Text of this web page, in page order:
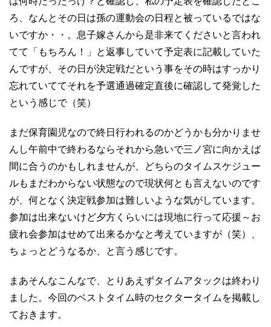
ろ、なんとその日は孫の運動会の日程と被っているではな
いですか・・。息子嫁さんから是非来てくださいと言われ
てて「もちろん！」と返事していて予定表に記載していた
んですが、その日が決定戦だという事をその時はすっかり
忘れていててそれを予選通過確定直後に確認して発覚した
という感じで（笑）
まだ保育園児なので終日行われるのかどうかも分かりませ
んし午前中で終わるならそれから急いで三ノ宮に向かえば
間に合うのかもしれませんが、どちらのタイムスケジュー
ルもまだわからない状態なので現状何とも言えないのです
が、何となく決定戦参加は難しいような気がしています。
参加は出来ないけど夕方くらいには現地に行って応援～お
疲れ会参加はせめて出来るかなと考えていますが（笑）、
ちょっとどうなるか、と言う感じです。
まあそんなこんなで、とりあえずタイムアタックは終わり
ました。今回のベストタイム時のセクタータイムを掲載し
ておきます。